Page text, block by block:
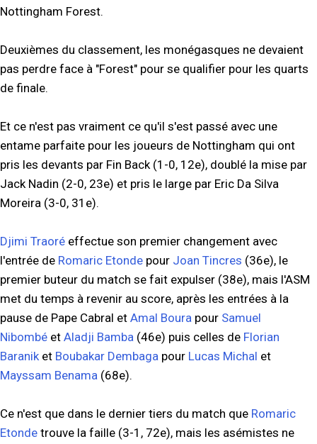
Nottingham Forest.
Deuxièmes du classement, les monégasques ne devaient
pas perdre face à "Forest" pour se qualifier pour les quarts
de finale.
Et ce n'est pas vraiment ce qu'il s'est passé avec une
entame parfaite pour les joueurs de Nottingham qui ont
pris les devants par Fin Back (1-0, 12e), doublé la mise par
Jack Nadin (2-0, 23e) et pris le large par Eric Da Silva
Moreira (3-0, 31e).
Djimi Traoré effectue son premier changement avec
l'entrée de Romaric Etonde pour Joan Tincres (36e), le
premier buteur du match se fait expulser (38e), mais l'ASM
met du temps à revenir au score, après les entrées à la
pause de Pape Cabral et Amal Boura pour Samuel
Nibombé et Aladji Bamba (46e) puis celles de Florian
Baraniket Boubakar Dembaga pour Lucas Michal et
Mayssam Benama (68e).
Ce n'est que dans le dernier tiers du match que Romaric
Etonde trouve la faille (3-1, 72e), mais les asémistes ne